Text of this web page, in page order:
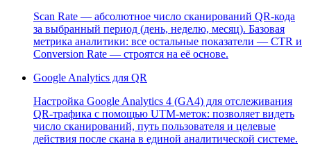
Scan Rate — абсолютное число сканирований QR-кода
за выбранный период (день, неделю, месяц). Базовая
метрика аналитики: все остальные показатели — CTR и
Conversion Rate — строятся на её основе.
Google Analytics для QR
Настройка Google Analytics 4 (GA4) для отслеживания
QR-трафика с помощью UTM-меток: позволяет видеть
число сканирований, путь пользователя и целевые
действия после скана в единой аналитической системе.